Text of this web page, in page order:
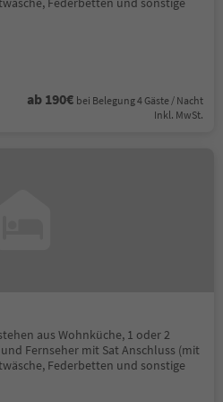
ab 190€ bei Belegung 4 Gäste / Nacht
Inkl. MwSt.
aus Wohnküche, 1 oder 2
Fernseher mit Sat Anschluss (mit
Federbetten und sonstige